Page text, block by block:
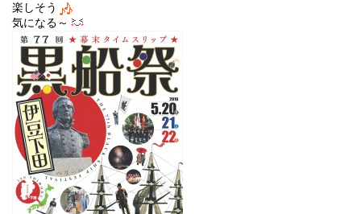
楽しそう
気になる～